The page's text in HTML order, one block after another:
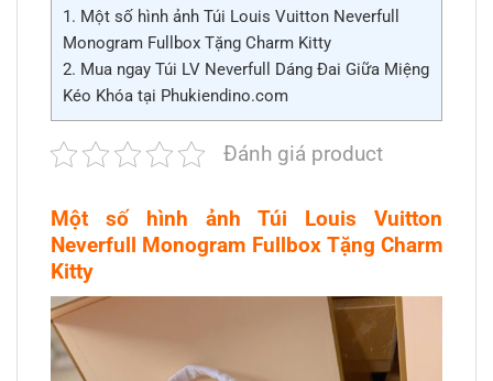
1. Một số hình ảnh Túi Louis Vuitton Neverfull
Monogram Fullbox Tặng Charm Kitty
2. Mua ngay Túi LV Neverfull Dáng Đai Giữa Miệng
Kéo Khóa tại Phukiendino.com
Đánh giá product
Một số hình ảnh Túi Louis Vuitton
Neverfull Monogram Fullbox Tặng Charm
Kitty